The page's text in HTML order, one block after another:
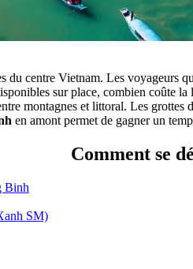
centre‎ Vietnam. Les voyageurs
sur‎ place, combien‎ coûte
montagnes et littoral. Les
en amont permet de gagner un
Comment se
Binh
SM)